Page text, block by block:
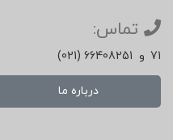
تماس:
(021) 66408251 و 71
درباره ما